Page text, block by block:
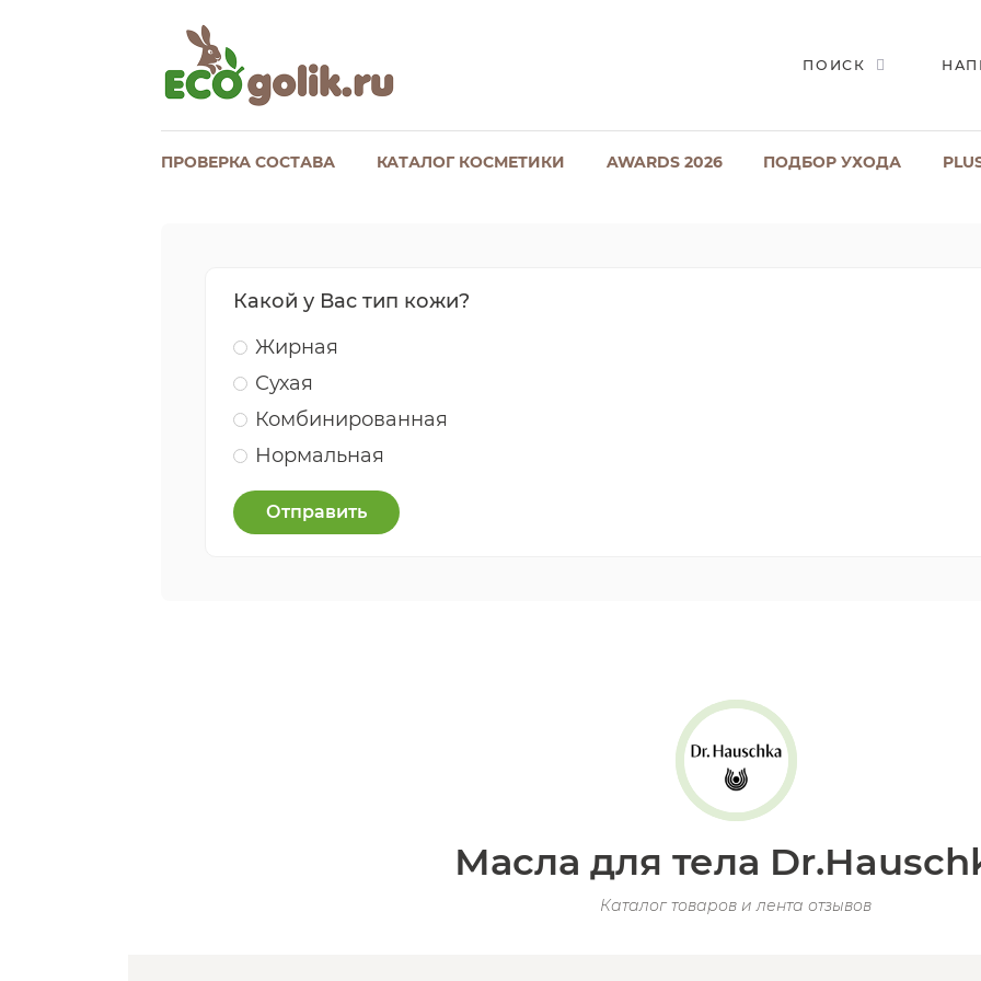
ПОИСК
ПРОВЕРКА СОСТАВА КАТАЛОГ КОСМЕТИКИ AWARDS 2026 ПОДБОР УХОДА
Какой у Вас тип кожи?
Жирная
Сухая
Комбинированная
Нормальная
Отправить
Масла для тела
Каталог товаров и лента отзывов